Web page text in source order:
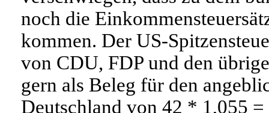
noch die
kommen. Der US-
von CDU, FDP und den
gern als Beleg für den
Deutschland von 42 * 1,055